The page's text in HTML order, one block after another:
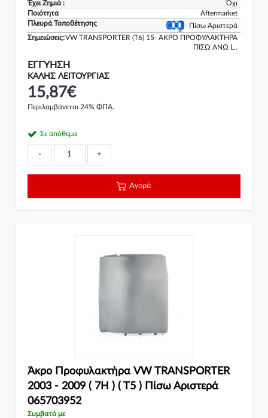
Έχει Ζημιά :
Όχι
Ποιότητα
Aftermarket
Πλευρά Τοποθέτησης
Πίσω Αριστερά
Σημειώσεις:VW TRANSPORTER (T6) 15- ΑΚΡΟ ΠΡΟΦΥΛΑΚΤΗΡΑ
ΠΙΣΩ ΑΝΩ L..
ΕΓΓΎΗΣΗ
ΚΑΛΗΣ ΛΕΙΤΟΥΡΓΙΑΣ
15,87€
Περιλαμβάνεται 24% ΦΠΑ.
Σε απόθεμα
- +
Αγορά
Άκρο Προφυλακτήρα VW TRANSPORTER
2003 - 2009 ( 7H ) ( T5 ) Πίσω Αριστερά
065703952
Συμβατό με